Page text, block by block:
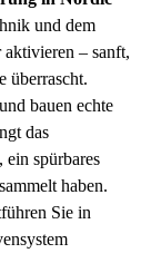
und dem
aktivieren – sanft,
überrascht.
bauen echte
das
spürbares
haben.
Sie in